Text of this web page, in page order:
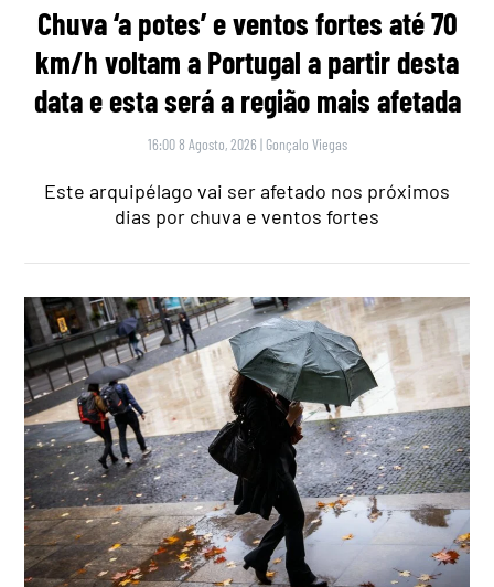
Chuva ‘a potes’ e ventos fortes até 70
km/h voltam a Portugal a partir desta
data e esta será a região mais afetada
16:00 8 Agosto, 2026 | Gonçalo Viegas
Este arquipélago vai ser afetado nos próximos
dias por chuva e ventos fortes